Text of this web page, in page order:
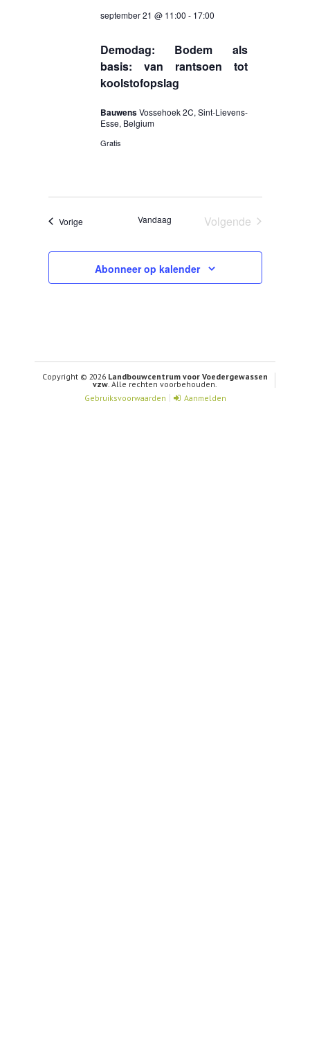
Demodag: Bodem als
basis: van rantsoen tot
kool­stof­op­slag
september 21 @ 11:00 - 17:00
BauwensVossehoek 2C, Sint-Lievens-
Esse, Belgium
Gratis
VorigeEvenementen Vandaag
Volgende
Abonneer op kalender
Copyright © 2026 Landbouwcentrum voor Voedergewassen
vzw. Alle rechten voorbehouden.
Gebruiksvoorwaarden
Aanmelden